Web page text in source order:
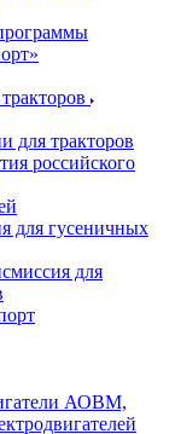
для тракторов
российского
для гусеничных
для
АОВМ,